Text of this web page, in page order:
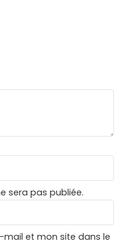
sera pas publiée.
mail et mon site dans le